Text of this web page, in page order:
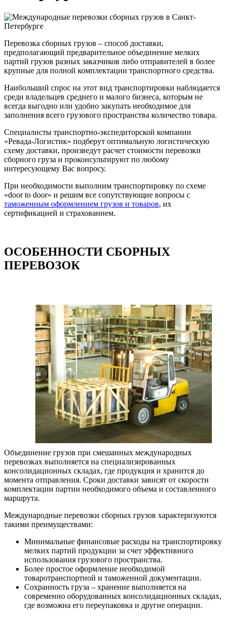
Перевозка сборных грузов – способ доставки,
предполагающий предварительное объединение мелких
партий грузов разных заказчиков либо отправителей в более
крупные для полной комплектации транспортного средства.
Наибольший спрос на этот вид транспортировки наблюдается
среди владельцев среднего и малого бизнеса, которым не
всегда выгодно или удобно закупать необходимое для
заполнения всего грузового пространства количество товара.
Специалисты транспортно-экспедиторской компании
«Ревада-Логистик» подберут оптимальную логистическую
схему доставки, произведут расчет стоимости перевозки
сборного груза и проконсультируют по любому
интересующему Вас вопросу.
При необходимости выполним транспортировку по схеме
«door to door» и решим все сопутствующие вопросы с
таможенным оформлением грузов и товаров, их
сертификацией и страхованием.
ОСОБЕННОСТИ СБОРНЫХ
ПЕРЕВОЗОК
Объединение грузов при смешанных международных
перевозках выполняется на специализированных
консолидационных складах, где продукция и хранится до
момента отправления. Сроки доставки зависят от скорости
комплектации партии необходимого объема и составленного
маршрута.
Международные перевозки сборных грузов характеризуются
такими преимуществами:
Минимальные финансовые расходы на транспортировку
мелких партий продукции за счет эффективного
использования грузового пространства.
Более простое оформление необходимой
товаротранспортной и таможенной документации.
Сохранность груза – хранение выполняется на
современно оборудованных консолидационных складах,
где возможна его переупаковка и другие операции.